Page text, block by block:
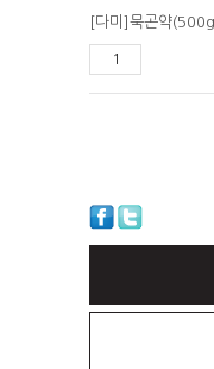
[다미]묵곤약